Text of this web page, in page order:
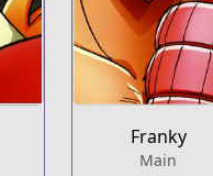
Franky
Main